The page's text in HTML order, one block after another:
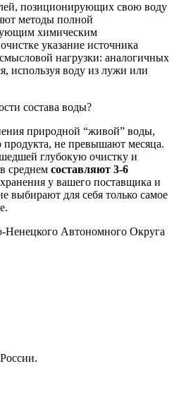
позиционирующих свою воду
методы полной
химическим
указание источника
нагрузки: аналогичных
используя воду из лужи или
состава воды?
природной “живой” воды,
продукта, не превышают месяца.
глубокую очистку и
среднем составляют 3-6
у вашего поставщика и
выбирают для себя только самое
Автономного Округа